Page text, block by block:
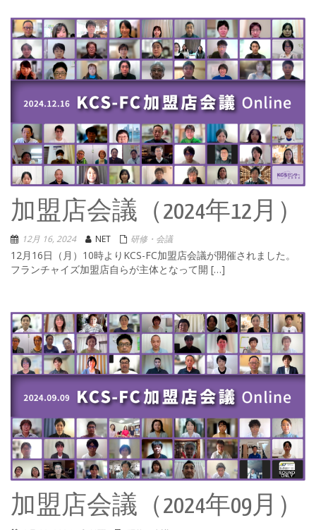
加盟店会議（2024年12月）
12月 16, 2024 NET 研修・会議
12月16日（月）10時よりKCS-FC加盟店会議が開催されました。
フランチャイズ加盟店自らが主体となって開 […]
加盟店会議（2024年09月）